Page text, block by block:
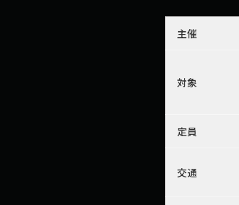
主催
対象
定員
交通